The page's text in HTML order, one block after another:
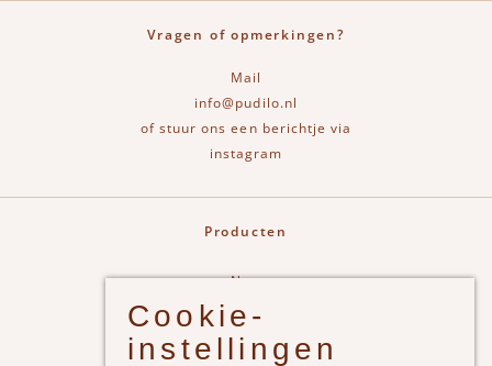
Vragen of opmerkingen?
Mail
info@pudilo.nl
of stuur ons een berichtje via
instagram
Producten
New
Jongens
Meisjes
Cookie-
instellingen